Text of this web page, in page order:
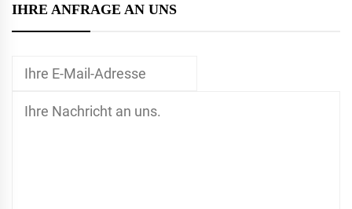
IHRE ANFRAGE AN UNS